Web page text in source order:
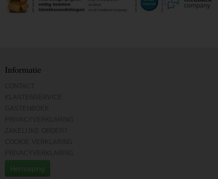
Informatie
Herroeping